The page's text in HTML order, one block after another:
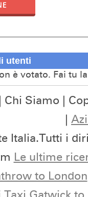
utenti
è votato. Fai tu
| Chi Siamo |
|
Italia.Tutti i
Le ultime
to London